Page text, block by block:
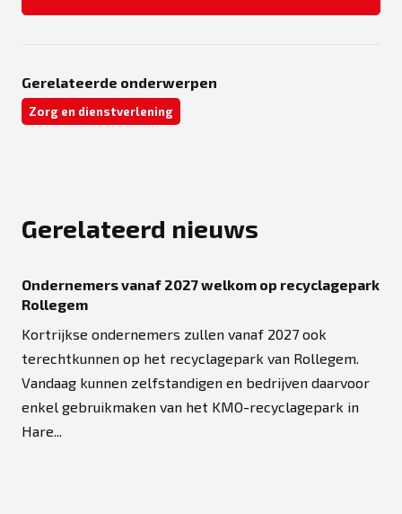
Gerelateerde onderwerpen
Zorg en dienstverlening
Gerelateerd nieuws
Ondernemers vanaf 2027 welkom op recyclagepark
Rollegem
Kortrijkse ondernemers zullen vanaf 2027 ook
terechtkunnen op het recyclagepark van Rollegem.
Vandaag kunnen zelfstandigen en bedrijven daarvoor
enkel gebruikmaken van het KMO-recyclagepark in
Hare...